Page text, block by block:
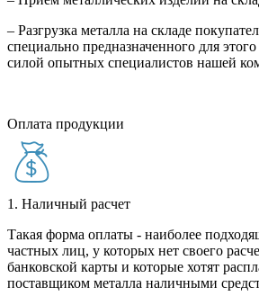
– Разгрузка металла на складе
специально предназначенного для
силой опытных специалистов нашей
Оплата продукции
1. Наличный расчет
Такая форма оплаты - наиболее
частных лиц, у которых нет своего
банковской карты и которые хотят
поставщиком металла наличными